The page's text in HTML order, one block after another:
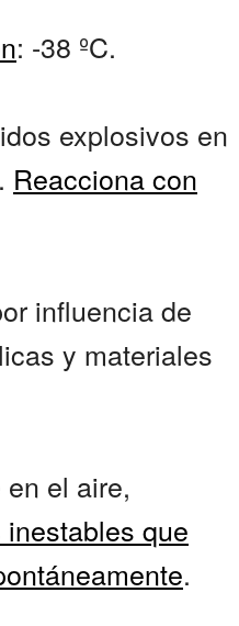
: -38 ºC.
explosivos en
Reacciona con
influencia de
y materiales
el aire,
que
.